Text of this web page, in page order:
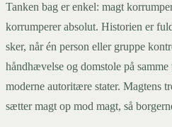
Tanken bag er enkel: magt
korrumperer absolut. Historien er
sker, når én person eller gruppe
håndhævelse og domstole på
moderne autoritære stater. Magtens
sætter magt op mod magt, så